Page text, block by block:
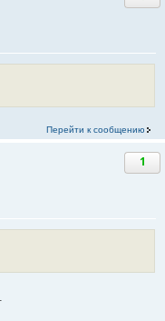
Перейти к сообщению
1